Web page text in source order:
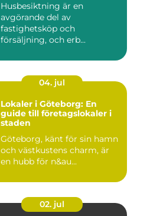
Husbesiktning är en
avgörande del av
fastighetsköp och
försäljning, och erb...
04. jul
Lokaler i Göteborg: En
guide till företagslokaler i
staden
Göteborg, känt för sin hamn
och västkustens charm, är
en hubb för n&au...
02. jul